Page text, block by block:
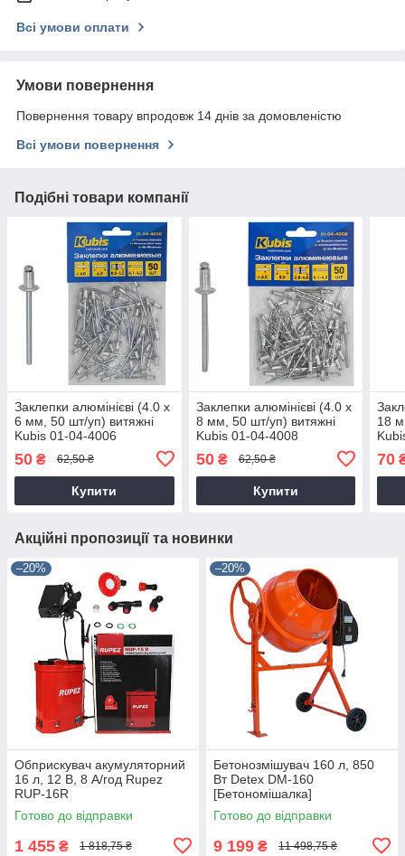
Всі умови оплати
Умови повернення
Повернення товару впродовж 14 днів за домовленістю
Всі умови повернення
Подібні товари компанії
Заклепки алюмінієві (4.0 х
6 мм, 50 шт/уп) витяжні
Kubis 01-04-4006
50 ₴ 62,50 ₴
Купити
Заклепки алюмінієві (4.0 х
8 мм, 50 шт/уп) витяжні
Kubis 01-04-4008
50₴ 62,50 ₴
Купити
18
70
Акційні пропозиції та новинки
–20%
Обприскувач акумуляторний
16 л, 12 В, 8 А/год Rupez
RUP-16R
Готово до відправки
1 455 ₴ 1 818,75 ₴
–20%
Бетонозмішувач 160 л, 850
Вт Detex DM-160
[Бетономішалка]
Готово до відправки
9 199 ₴ 11 498,75 ₴